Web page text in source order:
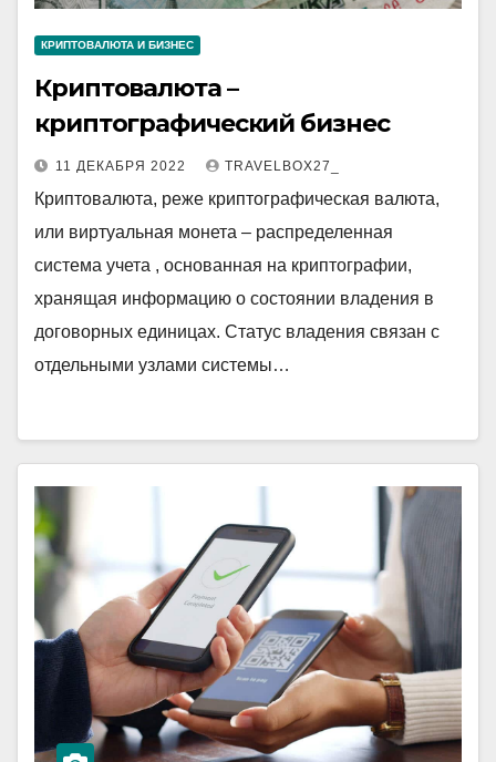
КРИПТОВАЛЮТА И БИЗНЕС
Криптовалюта –
криптографический бизнес
11 ДЕКАБРЯ 2022 TRAVELBOX27_
Криптовалюта, реже криптографическая валюта,
или виртуальная монета – распределенная
система учета , основанная на криптографии,
хранящая информацию о состоянии владения в
договорных единицах. Статус владения связан с
отдельными узлами системы…